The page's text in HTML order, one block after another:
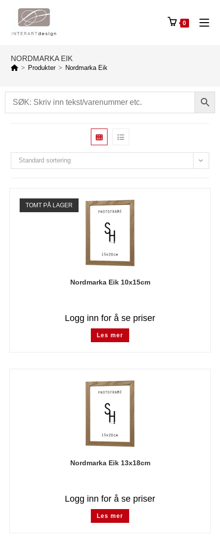
0
NORDMARKA EIK
> Produkter > Nordmarka Eik
Standard sortering
TOMT PÅ LAGER
Nordmarka Eik 10x15cm
Logg inn for å se priser
Les mer
Nordmarka Eik 13x18cm
Logg inn for å se priser
Les mer